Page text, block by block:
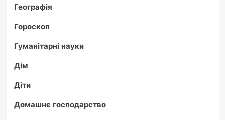
Географія
Гороскоп
Гуманітарні науки
Дім
Діти
Домашнє господарство